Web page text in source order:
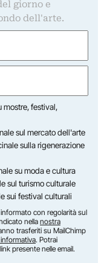
giorno e
dell'arte.
mostre, festival,
sul mercato dell'arte
sulla rigenerazione
su moda e cultura
sul turismo culturale
sui festival culturali
con regolarità sul
nella nostra
trasferiti su MailChimp
. Potrai
presente nelle email.